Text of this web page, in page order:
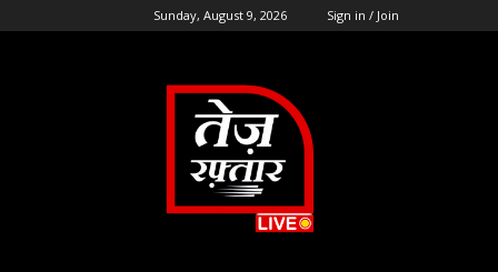
Sunday, August 9, 2026 Sign in / Join